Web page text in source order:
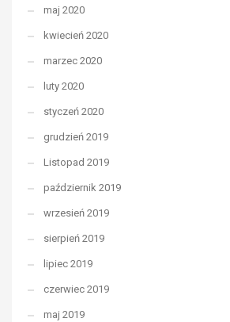
maj 2020
kwiecień 2020
marzec 2020
luty 2020
styczeń 2020
grudzień 2019
Listopad 2019
październik 2019
wrzesień 2019
sierpień 2019
lipiec 2019
czerwiec 2019
maj 2019